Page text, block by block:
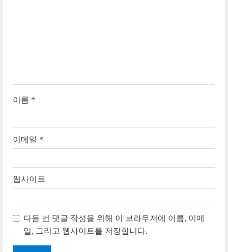
n
g
이름 *
이메일 *
웹사이트
다음 번 댓글 작성을 위해 이 브라우저에 이름, 이메
일, 그리고 웹사이트를 저장합니다.